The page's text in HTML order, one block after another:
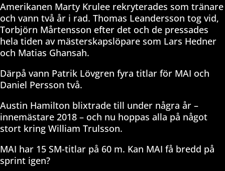
Amerikanen Marty Krulee rekryterades som tränare
och vann två år i rad. Thomas Leandersson tog vid,
Torbjörn Mårtensson efter det och de pressades
hela tiden av mästerskapslöpare som Lars Hedner
och Matias Ghansah.
Därpå vann Patrik Lövgren fyra titlar för MAI och
Daniel Persson två.
Austin Hamilton blixtrade till under några år –
innemästare 2018 – och nu hoppas alla på något
stort kring William Trulsson.
MAI har 15 SM-titlar på 60 m. Kan MAI få bredd på
sprint igen?